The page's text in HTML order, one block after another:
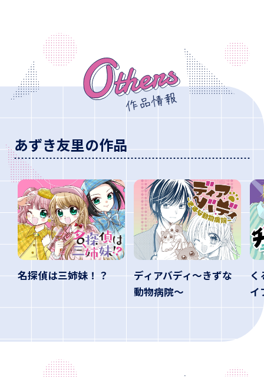
あずき友里の作品
名探偵は三姉妹！？
ディアバディ～きずな
動物病院～
く
イ